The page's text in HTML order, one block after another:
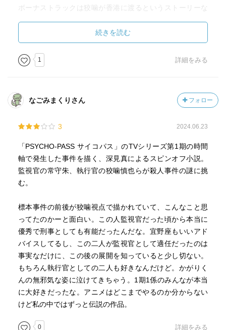
ボーナストラックは狡噛が香港に渡るというストーリーな
サバイバルな環境とそこで何とか生き延びるたくましさが
彼のイメージにぴったりだ。そして現地の人々との交流を
通してもまた狡噛の人間性が存分に描かれている。最後に
戦闘シーンがあるのだが、ここはアクションの描写という
ラできる。狡噛はもちろん、サイモンという人物も魅力的
で、二人の友情が熱く描かれているのも楽しめた。
続きを読む
1 詳細をみる
なごみまくりさん フォロー
3 2024.06.23
「PSYCHO-PASS サイコパス」のTVシリーズ第1期の時間
軸で発生した事件を描く、深見真によるスピンオフ小説。
監視官の常守朱、執行官の狡噛慎也らが殺人事件の謎に挑
む。
標本事件の前後が狡噛視点で描かれていて、こんなこと思
ってたのかーと面白い。この人監視官だった頃から本当に
優秀で刑事としても有能だったんだな。宜野座もいいアド
バイスしてるし、この二人が監視官として適任だったのは
事実なだけに、この後の展開を知っていると少し切ない。
もちろん執行官としての二人も好きなんだけど。かがりく
んの無邪気な姿に泣けてきちゃう。1期1係のみんなが本当
に大好きだったな。アニメはどこまでやるのか分からない
けど私の中ではずっと伝説の作品。
0 詳細をみる